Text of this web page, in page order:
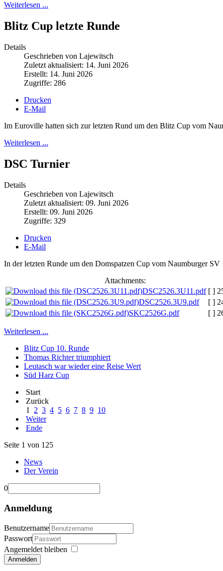
Weiterlesen ...
Blitz Cup letzte Runde
Details
Geschrieben von Lajewitsch
Zuletzt aktualisiert: 14. Juni 2026
Erstellt: 14. Juni 2026
Zugriffe: 286
Drucken
E-Mail
Im Euroville hatten sich zur letzten Rund um den Blitz Cup vom
Weiterlesen ...
DSC Turnier
Details
Geschrieben von Lajewitsch
Zuletzt aktualisiert: 09. Juni 2026
Erstellt: 09. Juni 2026
Zugriffe: 329
Drucken
E-Mail
In der letzten Runde um den Domspatzen Cup vom Naumburger
Attachments:
DSC2526.3U11.pdf [ ]
DSC2526.3U9.pdf
[ ]
SKC2526G.pdf
[ ]
Weiterlesen ...
Blitz Cup 10. Runde
Thomas Richter triumphiert
Leutasch war wieder eine Reise Wert
Süd Harz Cup
Start
Zurück
1
2 3 4 5 6 7 8 9 10
Weiter
Ende
Seite 1 von 125
News
Der Verein
0
Anmeldung
Benutzername
Passwort
Angemeldet bleiben
Anmelden